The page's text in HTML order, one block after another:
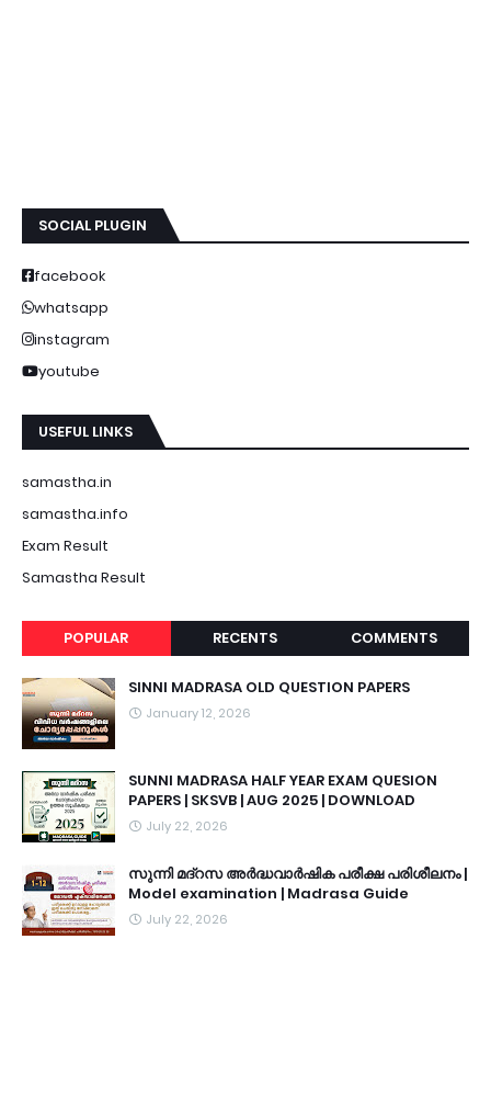
SOCIAL PLUGIN
facebook
whatsapp
instagram
youtube
USEFUL LINKS
samastha.in
samastha.info
Exam Result
Samastha Result
POPULAR RECENTS COMMENTS
SINNI MADRASA OLD QUESTION PAPERS
January 12, 2026
SUNNI MADRASA HALF YEAR EXAM QUESION
PAPERS | SKSVB | AUG 2025 | DOWNLOAD
July 22, 2026
സുന്നി മദ്റസ അർദ്ധവാർഷിക പരീക്ഷ പരിശീലനം |
Model examination | Madrasa Guide
July 22, 2026